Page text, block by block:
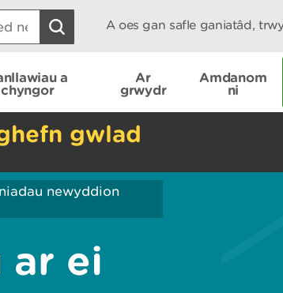
A oes gan safle ganiatâd,
a
chyngor
Ar
grwydr
Amdanom
ni
gwlad
newyddion
ar ei